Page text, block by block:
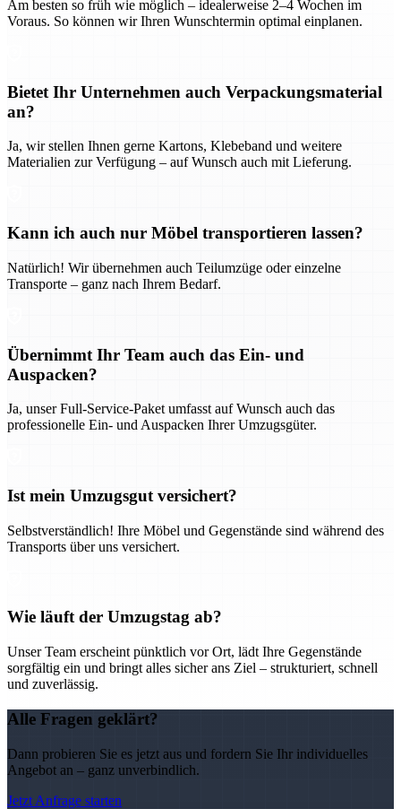
Am besten so früh wie möglich – idealerweise 2–4 Wochen im
Voraus. So können wir Ihren Wunschtermin optimal einplanen.
Bietet Ihr Unternehmen auch Verpackungsmaterial
an?
Ja, wir stellen Ihnen gerne Kartons, Klebeband und weitere
Materialien zur Verfügung – auf Wunsch auch mit Lieferung.
Kann ich auch nur Möbel transportieren lassen?
Natürlich! Wir übernehmen auch Teilumzüge oder einzelne
Transporte – ganz nach Ihrem Bedarf.
Übernimmt Ihr Team auch das Ein- und
Auspacken?
Ja, unser Full-Service-Paket umfasst auf Wunsch auch das
professionelle Ein- und Auspacken Ihrer Umzugsgüter.
Ist mein Umzugsgut versichert?
Selbstverständlich! Ihre Möbel und Gegenstände sind während des
Transports über uns versichert.
Wie läuft der Umzugstag ab?
Unser Team erscheint pünktlich vor Ort, lädt Ihre Gegenstände
sorgfältig ein und bringt alles sicher ans Ziel – strukturiert, schnell
und zuverlässig.
Alle Fragen geklärt?
Dann probieren Sie es jetzt aus und fordern Sie Ihr individuelles
Angebot an – ganz unverbindlich.
Jetzt Anfrage starten